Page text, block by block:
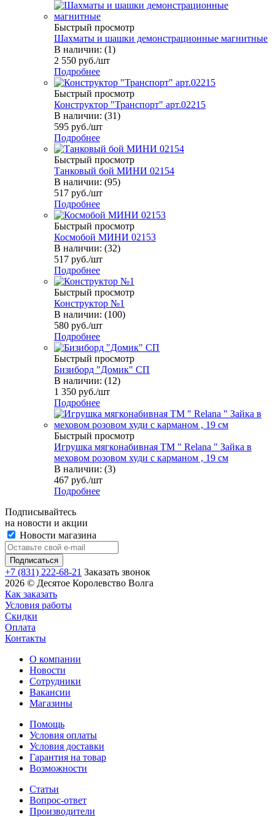
Быстрый просмотр
Шахматы и шашки демонстрационные магнитные
В наличии: (1)
2 550 руб./шт
Подробнее
Быстрый просмотр
Конструктор "Транспорт" арт.02215
В наличии: (31)
595 руб./шт
Подробнее
Быстрый просмотр
Танковый бой МИНИ 02154
В наличии: (95)
517 руб./шт
Подробнее
Быстрый просмотр
Космобой МИНИ 02153
В наличии: (32)
517 руб./шт
Подробнее
Быстрый просмотр
Конструктор №1
В наличии: (100)
580 руб./шт
Подробнее
Быстрый просмотр
Бизиборд "Домик" СП
В наличии: (12)
1 350 руб./шт
Подробнее
Быстрый просмотр
Игрушка мягконабивная TM " Relana " Зайка в
меховом розовом худи с карманом , 19 см
В наличии: (3)
467 руб./шт
Подробнее
Подписывайтесь
на новости и акции
Новости магазина
+7 (831) 222-68-21 Заказать звонок
2026 © Десятое Королевство Волга
Как заказать
Условия работы
Скидки
Оплата
Контакты
О компании
Новости
Сотрудники
Вакансии
Магазины
Помощь
Условия оплаты
Условия доставки
Гарантия на товар
Возможности
Статьи
Вопрос-ответ
Производители